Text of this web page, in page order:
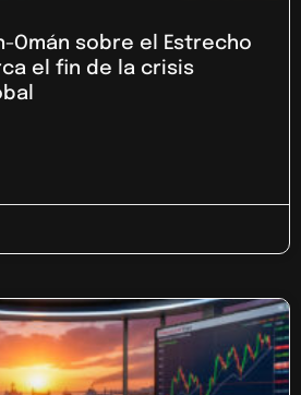
Omán sobre el Estrecho
el fin de la crisis